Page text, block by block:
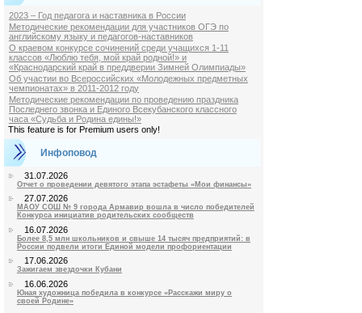
2023 – Год педагога и наставника в России
Методические рекомендации для участников ОГЭ по
английскому языку и педагогов-наставников
О краевом конкурсе сочинений среди учащихся 1-11
классов «Люблю тебя, мой край родной!» и
«Краснодарский край в преддверии Зимней Олимпиады»
Об участии во Всероссийских «Молодежных предметных
чемпионатах» в 2011-2012 году
Методические рекомендации по проведению праздника
Последнего звонка и Единого Всекубанского классного
часа «Судьба и Родина едины!»
This feature is for Premium users only!
Инфоповод
31.07.2026
Отчет о проведении девятого этапа эстафеты «Мои финансы»
27.07.2026
МАОУ СОШ № 9 города Армавир вошла в число победителей
Конкурса инициатив родительских сообществ
16.07.2026
Более 8,5 млн школьников и свыше 14 тысяч предприятий: в
России подвели итоги Единой модели профориентации
17.06.2026
Зажигаем звездочки Кубани
16.06.2026
Юная художница победила в конкурсе «Расскажи миру о
своей Родине»